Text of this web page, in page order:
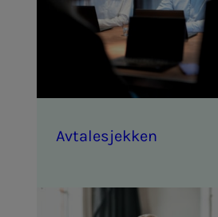
Av­ta­­­le­­­sjek­­­ken